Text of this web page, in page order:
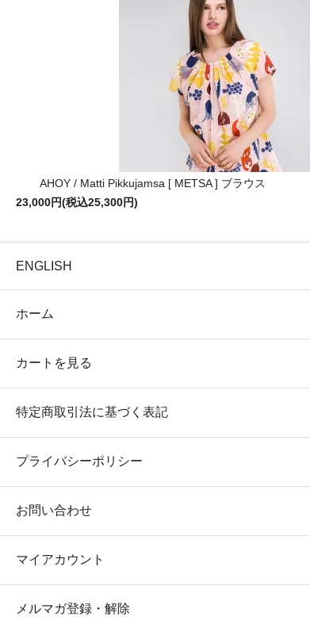
AHOY / Matti Pikkujamsa [ METSA ] ブラウス
23,000円(税込25,300円)
ENGLISH
ホーム
カートを見る
特定商取引法に基づく表記
プライバシーポリシー
お問い合わせ
マイアカウント
メルマガ登録・解除